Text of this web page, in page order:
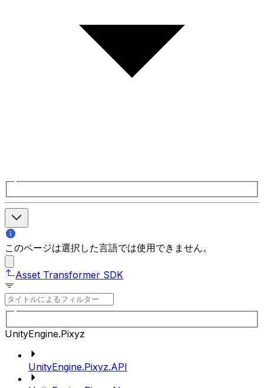
このページは選択した言語では使用できません。
Asset Transformer SDK
UnityEngine.Pixyz
UnityEngine.Pixyz.API